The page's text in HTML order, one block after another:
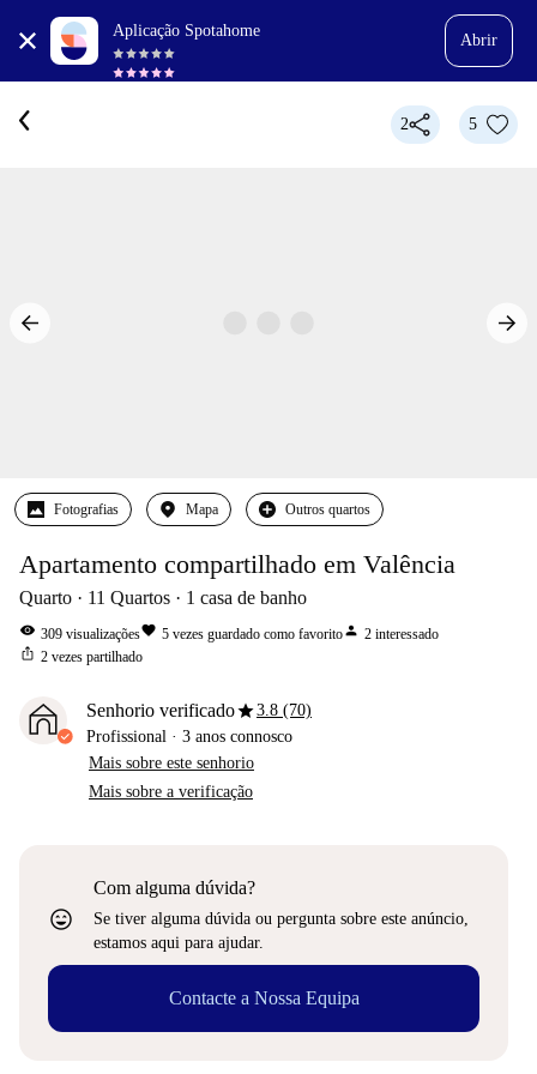
Aplicação Spotahome
Abrir
2 5
Fotografias Mapa Outros quartos
Apartamento compartilhado em Valência
Quarto 11 Quartos 1 casa de banho
visibility 309 visualizaçõesfavorite 5 vezes guardado como favoritoperson 2 interessado
ios_share 2 vezes partilhado
Senhorio verificadostar3.8 (70)
Profissional · 3 anos connosco
Mais sobre este senhorio
Mais sobre a verificação
sentiment_very_satisfied
Com alguma dúvida?
Se tiver alguma dúvida ou pergunta sobre este anúncio,
estamos aqui para ajudar.
Contacte a Nossa Equipa